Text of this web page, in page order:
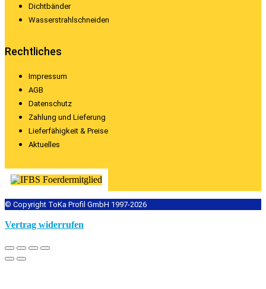
Dichtbänder
Wasserstrahlschneiden
Rechtliches
Impressum
AGB
Datenschutz
Zahlung und Lieferung
Lieferfähigkeit & Preise
Aktuelles
© Copyright ToKa Profil GmbH 1997-2026
Vertrag widerrufen